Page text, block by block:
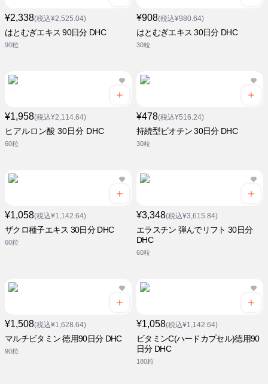
¥2,338(税込¥2,525.04)
はとむぎエキス 90日分 DHC
90粒
¥908(税込¥980.64)
はとむぎエキス 30日分 DHC
30粒
¥1,958(税込¥2,114.64)
ヒアルロン酸 30日分 DHC
60粒
¥478(税込¥516.24)
持続型ビオチン 30日分 DHC
30粒
¥1,058(税込¥1,142.64)
ザクロ種子エキス 30日分 DHC
60粒
¥3,348(税込¥3,615.84)
エラスチン 弾んでリフト 30日分
DHC
60粒
¥1,508(税込¥1,628.64)
マルチビタミン 徳用90日分 DHC
90粒
¥1,058(税込¥1,142.64)
ビタミンC(ハードカプセル)徳用90
日分 DHC
180粒